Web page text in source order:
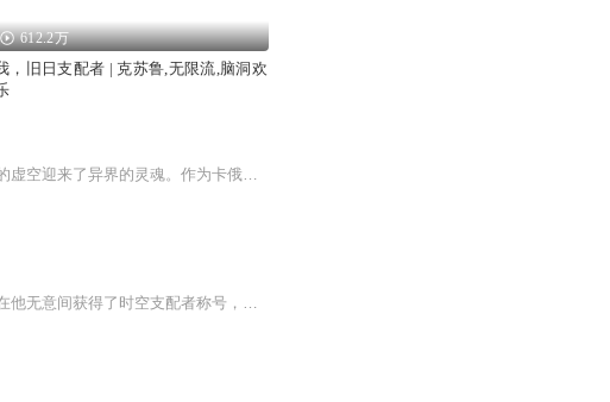
612.2万
，旧日支配者 | 克苏鲁,无限流,脑洞欢
魔兽践踏，巨龙咆哮，巫师诅咒，魔法璀璨之光。混沌的卡俄斯刚刚开辟，荒芜的虚空迎来了异界的灵魂。作为卡俄斯世界第一个灵魂，莱恩自动成为了灵性之神。然而，神的力量来自神力，灵性的存在无足轻重，所以新生的莱恩弱小不堪。没办法，为了不被命运的洪...
【内容简介】方修刚出门，就让人直接爆头，这是咱销售应该经历的故事吗？好在他无意间获得了时空支配者称号，可以有限重生，但是这有什么用！对手拿着火箭筒、狙击枪，重生100次也不行呀！！方修在其他时空的支配者帮助下，度过了最难的初期利用灵魂的力量...